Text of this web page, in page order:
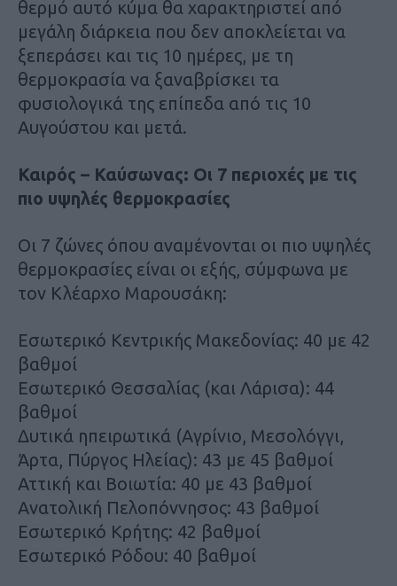
θερμό αυτό κύμα θα χαρακτηριστεί από
μεγάλη διάρκεια που δεν αποκλείεται να
ξεπεράσει και τις 10 ημέρες, με τη
θερμοκρασία να ξαναβρίσκει τα
φυσιολογικά της επίπεδα από τις 10
Αυγούστου και μετά.
Καιρός – Καύσωνας: Οι 7 περιοχές με τις
πιο υψηλές θερμοκρασίες
Οι 7 ζώνες όπου αναμένονται οι πιο υψηλές
θερμοκρασίες είναι οι εξής, σύμφωνα με
τον Κλέαρχο Μαρουσάκη:
Εσωτερικό Κεντρικής Μακεδονίας: 40 με 42
βαθμοί
Εσωτερικό Θεσσαλίας (και Λάρισα): 44
βαθμοί
Δυτικά ηπειρωτικά (Αγρίνιο, Μεσολόγγι,
Άρτα, Πύργος Ηλείας): 43 με 45 βαθμοί
Αττική και Βοιωτία: 40 με 43 βαθμοί
Ανατολική Πελοπόννησος: 43 βαθμοί
Εσωτερικό Κρήτης: 42 βαθμοί
Εσωτερικό Ρόδου: 40 βαθμοί